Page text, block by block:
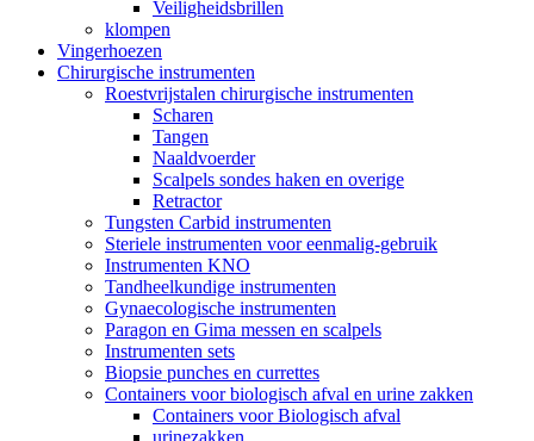
Veiligheidsbrillen
klompen
Vingerhoezen
Chirurgische instrumenten
Roestvrijstalen chirurgische instrumenten
Scharen
Tangen
Naaldvoerder
Scalpels sondes haken en overige
Retractor
Tungsten Carbid instrumenten
Steriele instrumenten voor eenmalig-gebruik
Instrumenten KNO
Tandheelkundige instrumenten
Gynaecologische instrumenten
Paragon en Gima messen en scalpels
Instrumenten sets
Biopsie punches en currettes
Containers voor biologisch afval en urine zakken
Containers voor Biologisch afval
urinezakken